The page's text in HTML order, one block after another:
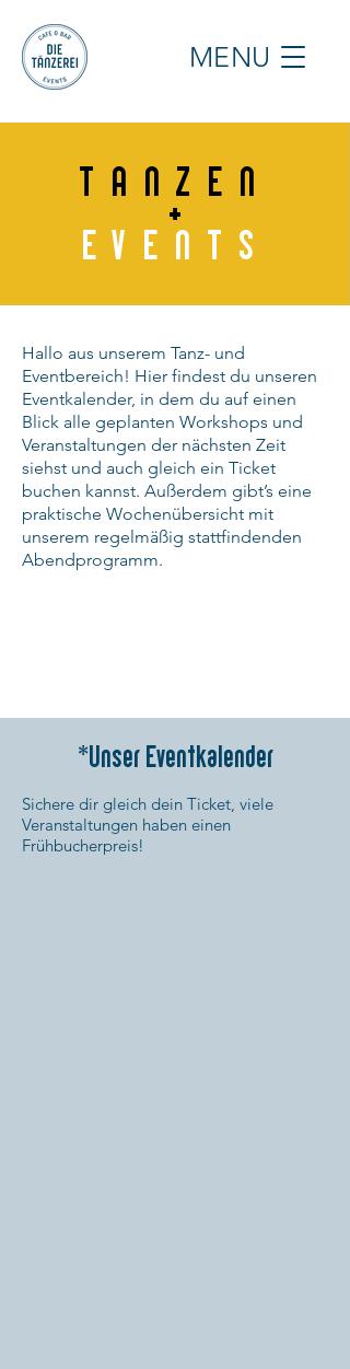
MENU
TANZEN
+
EVENTS
Hallo aus unserem Tanz- und
Eventbereich! Hier findest du unseren
Eventkalender, in dem du auf einen
Blick alle geplanten Workshops und
Veranstaltungen der nächsten Zeit
siehst und auch gleich ein Ticket
buchen kannst. Außerdem gibt’s eine
praktische Wochenübersicht mit
unserem regelmäßig stattfindenden
Abendprogramm.
*Unser Eventkalender
Sichere dir gleich dein Ticket, viele
Veranstaltungen haben einen
Frühbucherpreis!